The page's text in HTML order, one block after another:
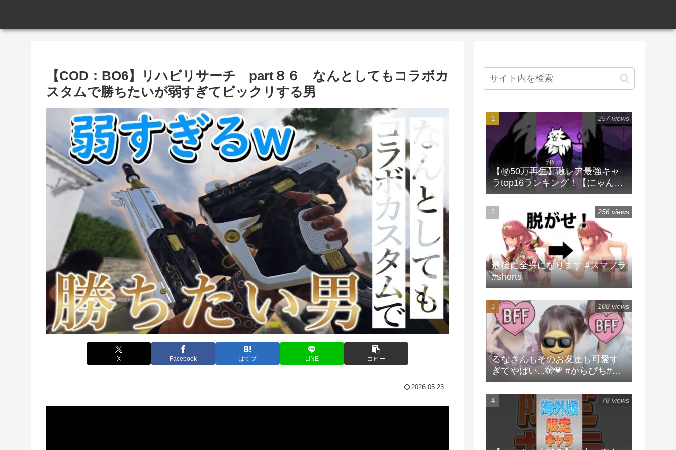
【COD：BO6】リハビリサーチ part８６ なんとしてもコラボカ
スタムで勝ちたいが弱すぎてビックリする男
X Facebook はてブ LINE コピー
2026.05.23
【㊗️50万再生】激レア最強キャ
ラtop16ランキング！【にゃんこ
大戦争】 #にゃんこ大戦争 #ラン
キング #shorts #激レア
257 views
最後に全裸になります #スマブラ
#shorts
256 views
るなさんもそのお友達も可愛す
ぎてやばい...🫣💗 #からぴち#る
な#実写
108 views
78 views